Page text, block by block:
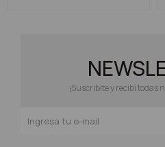
¡Suscribite y recibí todas